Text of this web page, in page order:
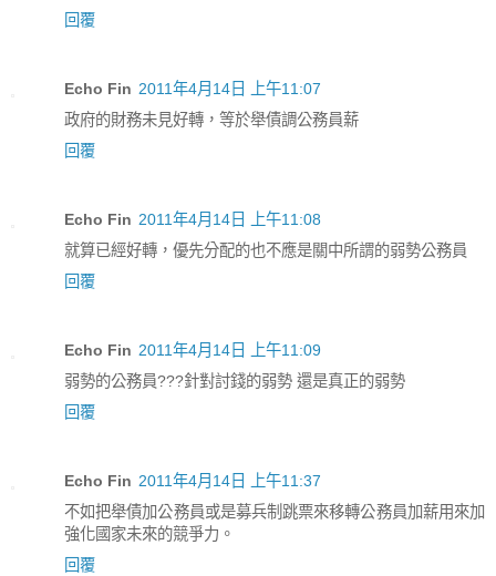
回覆
Echo Fin 2011年4月14日 上午11:07
政府的財務未見好轉，等於舉債調公務員薪
回覆
Echo Fin 2011年4月14日 上午11:08
就算已經好轉，優先分配的也不應是關中所謂的弱勢公務員
回覆
Echo Fin 2011年4月14日 上午11:09
弱勢的公務員???針對討錢的弱勢 還是真正的弱勢
回覆
Echo Fin 2011年4月14日 上午11:37
不如把舉債加公務員或是募兵制跳票來移轉公務員加薪用來加
強化國家未來的競爭力。
回覆